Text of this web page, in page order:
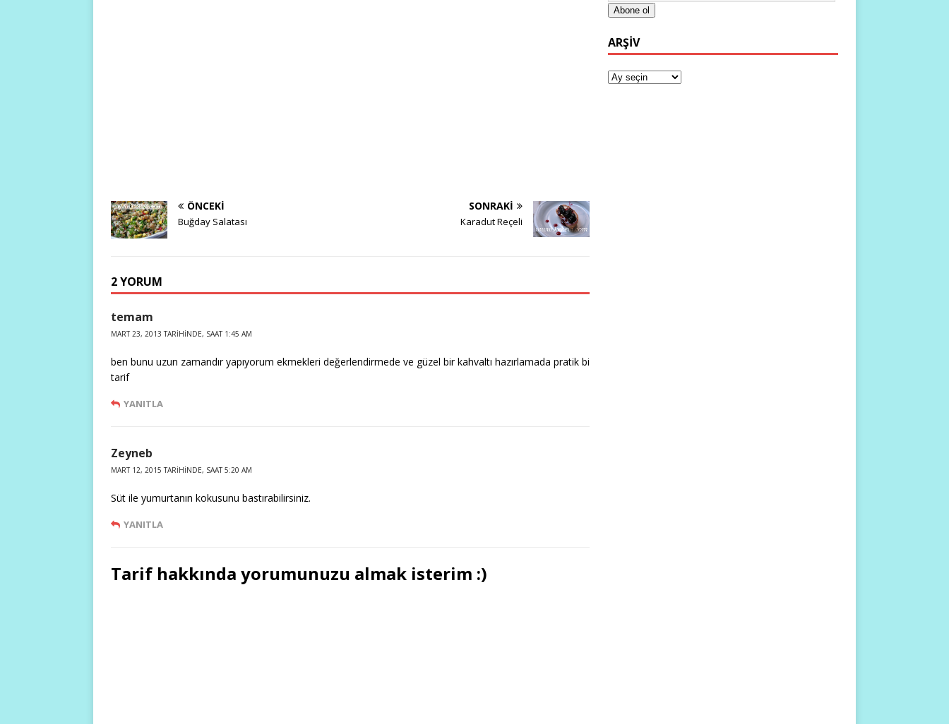
ÖNCEKI
Buğday Salatası
SONRAKI
Karadut Reçeli
2 YORUM
temam
MART 23, 2013 TARIHINDE, SAAT 1:45 AM
ben bunu uzun zamandır yapıyorum ekmekleri değerlendirmede ve güzel bir kahvaltı hazırlamada pratik bi
tarif
YANITLA
Zeyneb
MART 12, 2015 TARIHINDE, SAAT 5:20 AM
Süt ile yumurtanın kokusunu bastırabilirsiniz.
YANITLA
Tarif hakkında yorumunuzu almak isterim :)
Abone ol
ARŞIV